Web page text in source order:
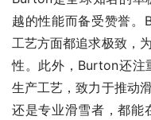
越的性能而备受赞誉。
工艺方面都追求极致，
性。此外，Burton还注
生产工艺，致力于推动
还是专业滑雪者，都能